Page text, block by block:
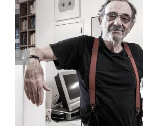
El Thyssen dedica
Carmen